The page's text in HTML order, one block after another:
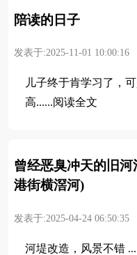
陪读的日子
发表于:2025-11-01 10:00:16
儿子终于肯学习了，
高......阅读全文
曾经恶臭冲天的旧
港街横滘河)
发表于:2025-04-24 06:50:35
河堤改造，风景不错